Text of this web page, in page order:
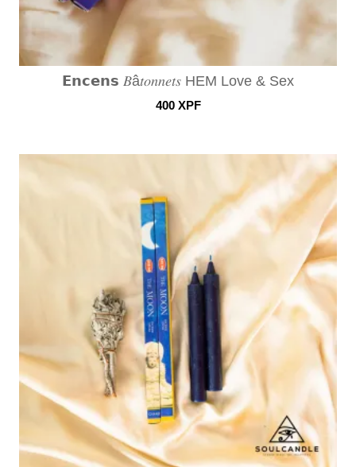
𝗘𝗻𝗰𝗲𝗻𝘀 𝐵â𝑡𝑜𝑛𝑛𝑒𝑡𝑠 HEM Love & Sex
400 XPF